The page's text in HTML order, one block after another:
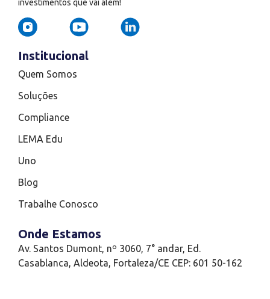
investimentos que vai além!
Institucional
Quem Somos
Soluções
Compliance
LEMA Edu
Uno
Blog
Trabalhe Conosco
Onde Estamos
Av. Santos Dumont, nº 3060, 7° andar, Ed.
Casablanca, Aldeota, Fortaleza/CE CEP: 601 50-162